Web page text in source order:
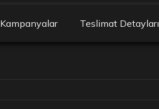
Kampanyalar Teslimat Detayları